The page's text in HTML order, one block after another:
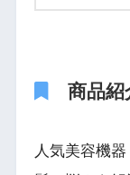
商品紹
人気美容機